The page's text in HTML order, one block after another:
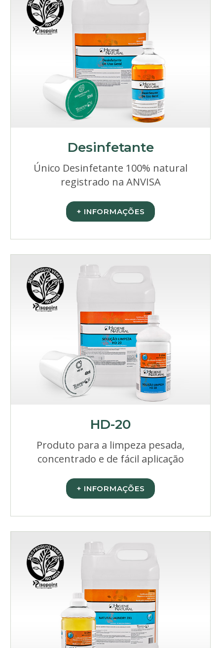
Desinfetante
Único Desinfetante 100% natural
registrado na ANVISA
+ INFORMAÇÕES
HD-20
Produto para a limpeza pesada,
concentrado e de fácil aplicação
+ INFORMAÇÕES